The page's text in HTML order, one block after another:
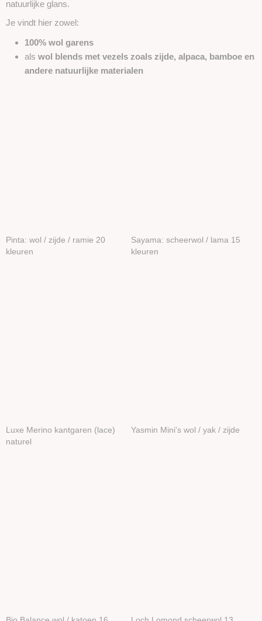
Lama
Yak
Zijde
natuurlijke glans.
Je vindt hier zowel:
100% wol garens
als wol blends met vezels zoals zijde, alpaca, bamboe en
andere natuurlijke materialen
Pinta: wol / zijde / ramie 20
kleuren
Sayama: scheerwol / lama 15
kleuren
Luxe Merino kantgaren (lace)
naturel
Yasmin Mini's wol / yak / zijde